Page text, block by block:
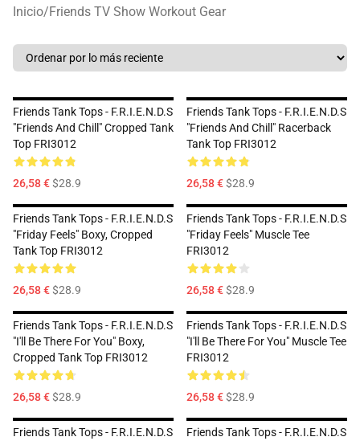
Inicio/Friends TV Show Workout Gear
Friends Tank Tops - F.R.I.E.N.D.S
"Friends And Chill" Cropped Tank
Top FRI3012
26,58 €$28.9
Friends Tank Tops - F.R.I.E.N.D.S
"Friends And Chill" Racerback
Tank Top FRI3012
26,58 €$28.9
Friends Tank Tops - F.R.I.E.N.D.S
"Friday Feels" Boxy, Cropped
Tank Top FRI3012
26,58 €$28.9
Friends Tank Tops - F.R.I.E.N.D.S
"Friday Feels" Muscle Tee
FRI3012
26,58 €$28.9
Friends Tank Tops - F.R.I.E.N.D.S
"I'll Be There For You" Boxy,
Cropped Tank Top FRI3012
26,58 €$28.9
Friends Tank Tops - F.R.I.E.N.D.S
"I'll Be There For You" Muscle Tee
FRI3012
26,58 €$28.9
Friends Tank Tops - F.R.I.E.N.D.S
Friends Tank Tops - F.R.I.E.N.D.S